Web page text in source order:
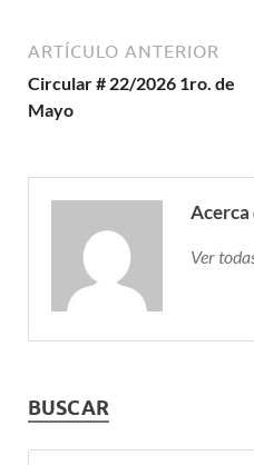
ARTÍCULO ANTERIOR
Circular # 22/2026 1ro. de
Mayo
Acerca
Ver
BUSCAR